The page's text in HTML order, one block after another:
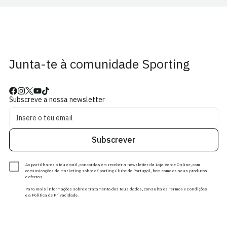
Junta-te à comunidade Sporting
Subscreve a nossa newsletter
Subscrever
Ao partilhares o teu email, concordas em receber a newsletter da Loja Verde Online, com
comunicações de marketing sobre o Sporting Clube de Portugal, bem como os seus produtos
e ofertas.
Para mais informações sobre o tratamento dos teus dados, consulta os Termos e Condições
e a Política de Privacidade.